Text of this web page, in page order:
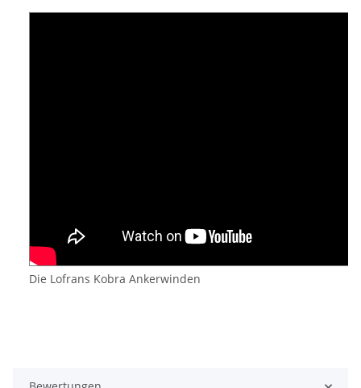
Die Lofrans Kobra Ankerwinden